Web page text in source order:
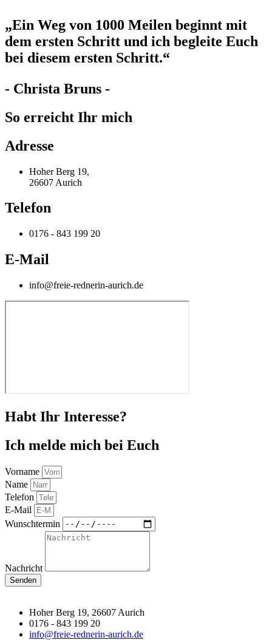
„Ein Weg von 1000 Meilen beginnt mit
dem ersten Schritt und ich begleite Euch
bei diesem ersten Schritt.“
- Christa Bruns -
So erreicht Ihr mich
Adresse
Hoher Berg 19,
26607 Aurich
Telefon
0176 - 843 199 20
E-Mail
info@freie-rednerin-aurich.de
Habt Ihr Interesse?
Ich melde mich bei Euch
Vorname
Name
Telefon
E-Mail
Wunschtermin
Nachricht
Senden
Hoher Berg 19, 26607 Aurich
0176 - 843 199 20
info@freie-rednerin-aurich.de